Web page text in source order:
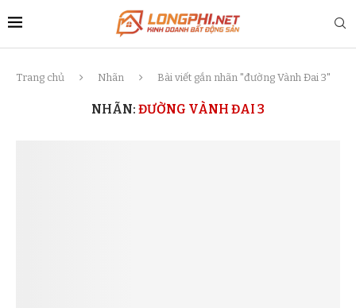
Trang chủ Nhãn Bài viết gắn nhãn "đường Vành Đai 3"
NHÃN: ĐƯỜNG VÀNH ĐAI 3